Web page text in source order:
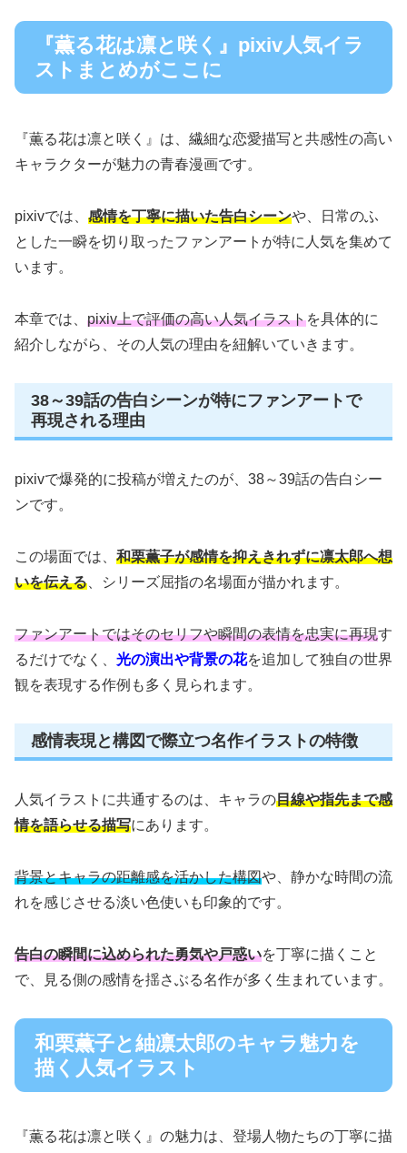
『薫る花は凛と咲く』pixiv人気イラ
ストまとめがここに
『薫る花は凛と咲く』は、繊細な恋愛描写と共感性の高い
キャラクターが魅力の青春漫画です。
pixivでは、 感情を丁寧に描いた告白シーンや、日常のふ
とした一瞬を切り取ったファンアートが特に人気を集めて
います。
本章では、 pixiv上で評価の高い人気イラストを具体的に
紹介しながら、その人気の理由を紐解いていきます。
38～39話の告白シーンが特にファンアートで
再現される理由
pixivで爆発的に投稿が増えたのが、38～39話の告白シー
ンです。
この場面では、 和栗薫子が感情を抑えきれずに凛太郎へ想
いを伝える 、シリーズ屈指の名場面が描かれます。
ファンアートではそのセリフや瞬間の表情を忠実に再現す
るだけでなく、 光の演出や背景の花を追加して独自の世界
観を表現する作例も多く見られます。
感情表現と構図で際立つ名作イラストの特徴
人気イラストに共通するのは、キャラの目線や指先まで感
情を語らせる描写にあります。
背景とキャラの距離感を活かした構図や、静かな時間の流
れを感じさせる淡い色使いも印象的です。
告白の瞬間に込められた勇気や戸惑いを丁寧に描くこと
で、見る側の感情を揺さぶる名作が多く生まれています。
和栗薫子と紬凛太郎のキャラ魅力を
描く人気イラスト
『薫る花は凛と咲く』の魅力は、登場人物たちの丁寧に描